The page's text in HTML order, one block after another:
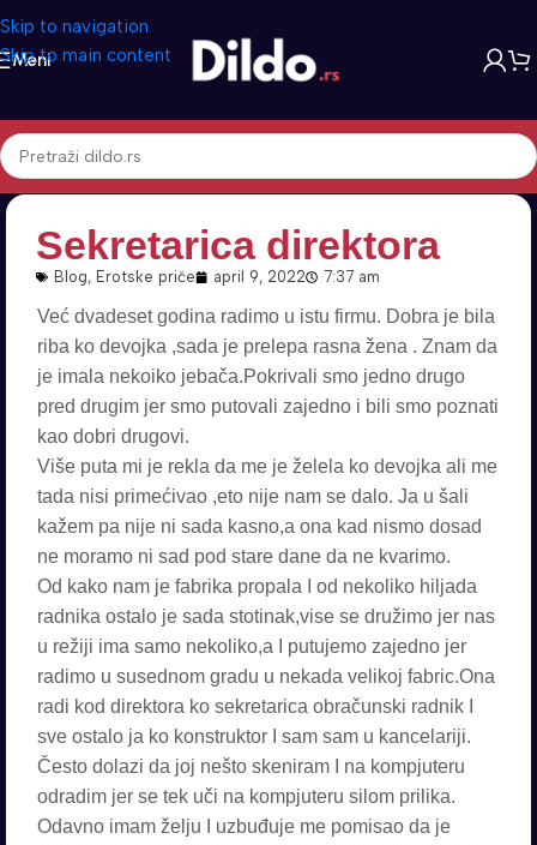
Skip to navigation
Skip to main content
Meni
Sekretarica direktora
Blog, Erotske priče april 9, 2022 7:37 am
Već dvadeset godina radimo u istu firmu. Dobra je bila
riba ko devojka ,sada je prelepa rasna žena . Znam da
je imala nekoiko jebača.Pokrivali smo jedno drugo
pred drugim jer smo putovali zajedno i bili smo poznati
kao dobri drugovi.
Više puta mi je rekla da me je želela ko devojka ali me
tada nisi primećivao ,eto nije nam se dalo. Ja u šali
kažem pa nije ni sada kasno,a ona kad nismo dosad
ne moramo ni sad pod stare dane da ne kvarimo.
Od kako nam je fabrika propala I od nekoliko hiljada
radnika ostalo je sada stotinak,vise se družimo jer nas
u režiji ima samo nekoliko,a I putujemo zajedno jer
radimo u susednom gradu u nekada velikoj fabric.Ona
radi kod direktora ko sekretarica obračunski radnik I
sve ostalo ja ko konstruktor I sam sam u kancelariji.
Često dolazi da joj nešto skeniram I na kompjuteru
odradim jer se tek uči na kompjuteru silom prilika.
Odavno imam želju I uzbuđuje me pomisao da je